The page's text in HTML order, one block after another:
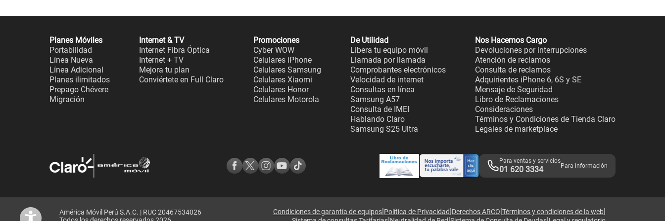
Planes Móviles
Portabilidad
Línea Nueva
Línea Adicional
Planes ilimitados
Prepago Chévere
Migración
Internet & TV
Internet Fibra Óptica
Internet + TV
Mejora tu plan
Conviértete en Full Claro
Promociones
Cyber WOW
Celulares iPhone
Celulares Samsung
Celulares Xiaomi
Celulares Honor
Celulares Motorola
De Utilidad
Libera tu equipo móvil
Llamada por llamada
Comprobantes electrónicos
Velocidad de internet
Consultas en línea
Samsung A57
Consulta de IMEI
Hablando Claro
Samsung S25 Ultra
Nos Hacemos Cargo
Devoluciones por interrupciones
Atención de reclamos
Consulta de reclamos
Adquirientes iPhone 6, 6S y SE
Mensaje de Seguridad
Libro de Reclamaciones
Consideraciones
Términos y Condiciones de Tienda Claro
Legales de marketplace
Para ventas y servicios
01 620 3334 Para información
América Móvil Perú S.A.C. | RUC 20467534026
Condiciones de garantía de equipos|Política de Privacidad|Derechos ARCO|Términos y condiciones de la web|